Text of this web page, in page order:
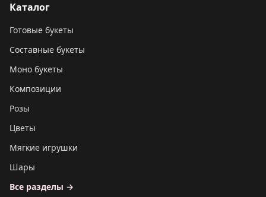
Каталог
Готовые букеты
Составные букеты
Моно букеты
Композиции
Розы
Цветы
Мягкие игрушки
Шары
Все разделы →